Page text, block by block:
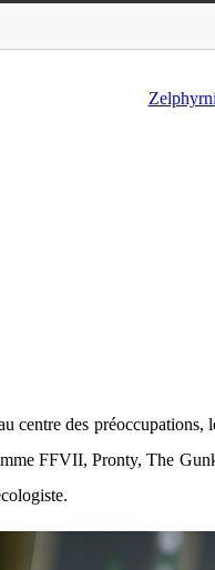
centre des
FFVII, Pronty, The